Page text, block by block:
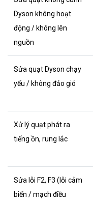
Dyson không hoạt
động / không lên
nguồn
Sửa quạt Dyson chạy
yếu / không đảo gió
Xử lý quạt phát ra
tiếng ồn, rung lắc
Sửa lỗi F2, F3 (lỗi cảm
biến / mạch điều